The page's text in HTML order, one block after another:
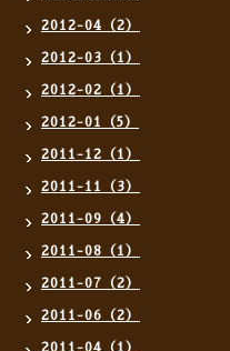
2012-04（2）
2012-03（1）
2012-02（1）
2012-01（5）
2011-12（1）
2011-11（3）
2011-09（4）
2011-08（1）
2011-07（2）
2011-06（2）
2011-04（1）